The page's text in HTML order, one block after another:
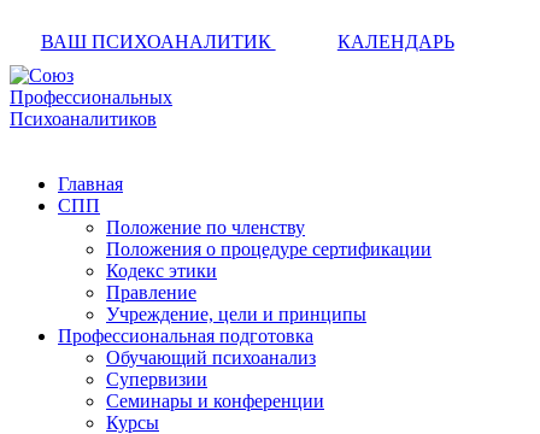
ВАШ ПСИХОАНАЛИТИК КАЛЕНДАРЬ
Главная
СПП
Положение по членству
Положения о процедуре сертификации
Кодекс этики
Правление
Учреждение, цели и принципы
Профессиональная подготовка
Обучающий психоанализ
Супервизии
Семинары и конференции
Курсы